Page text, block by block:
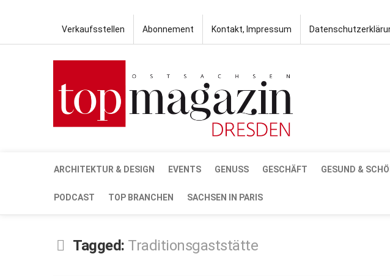
Verkaufsstellen Abonnement Kontakt, Impressum
ARCHITEKTUR & DESIGN EVENTS GENUSS GESCHÄFT GESUND &
PODCAST TOP BRANCHEN SACHSEN IN PARIS
Tagged: Traditionsgaststätte